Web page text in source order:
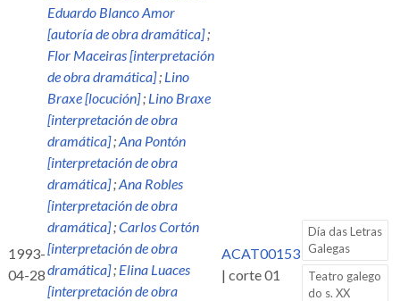
1993-
04-28
Eduardo Blanco Amor
[autoría de obra dramática];
Flor Maceiras [interpretación
de obra dramática]; Lino
Braxe [locución]; Lino Braxe
[interpretación de obra
dramática];Ana Pontón
[interpretación de obra
dramática];Ana Robles
[interpretación de obra
dramática];Carlos Cortón
[interpretación de obra
dramática]; Elina Luaces
[interpretación de obra
ACAT00153
| corte 01
Día das Letras
Galegas
Teatro galego
do s. XX